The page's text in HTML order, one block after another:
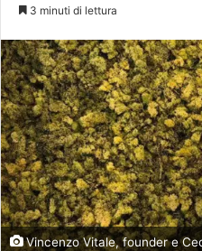
3 minuti di lettura
Vincenzo Vitale, founder e